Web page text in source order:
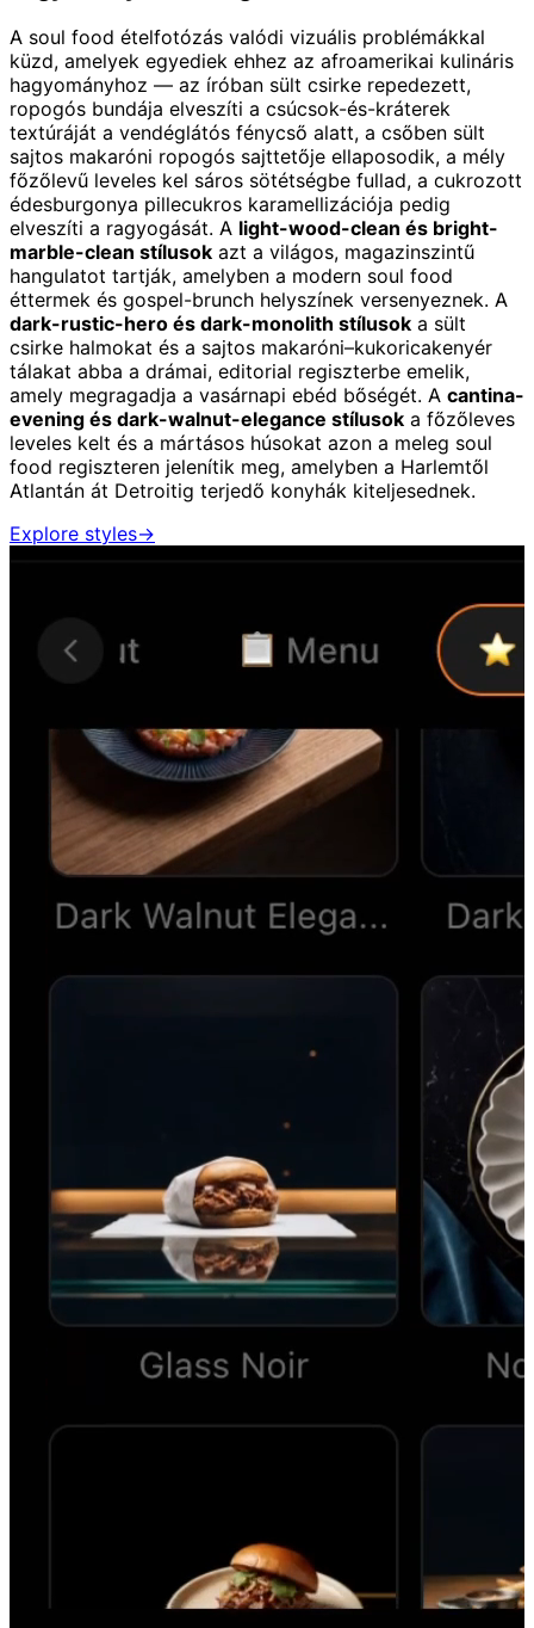
A soul food ételfotózás valódi vizuális problémákkal
küzd, amelyek egyediek ehhez az afroamerikai kulináris
hagyományhoz — az íróban sült csirke repedezett,
ropogós bundája elveszíti a csúcsok-és-kráterek
textúráját a vendéglátós fénycső alatt, a csőben sült
sajtos makaróni ropogós sajttetője ellaposodik, a mély
főzőlevű leveles kel sáros sötétségbe fullad, a cukrozott
édesburgonya pillecukros karamellizációja pedig
elveszíti a ragyogását. A light-wood-clean és bright-
marble-clean stílusok azt a világos, magazinszintű
hangulatot tartják, amelyben a modern soul food
éttermek és gospel-brunch helyszínek versenyeznek. A
dark-rustic-hero és dark-monolith stílusok a sült
csirke halmokat és a sajtos makaróni–kukoricakenyér
tálakat abba a drámai, editorial regiszterbe emelik,
amely megragadja a vasárnapi ebéd bőségét. A cantina-
evening és dark-walnut-elegance stílusok a főzőleves
leveles kelt és a mártásos húsokat azon a meleg soul
food regiszteren jelenítik meg, amelyben a Harlemtől
Atlantán át Detroitig terjedő konyhák kiteljesednek.
Explore styles→